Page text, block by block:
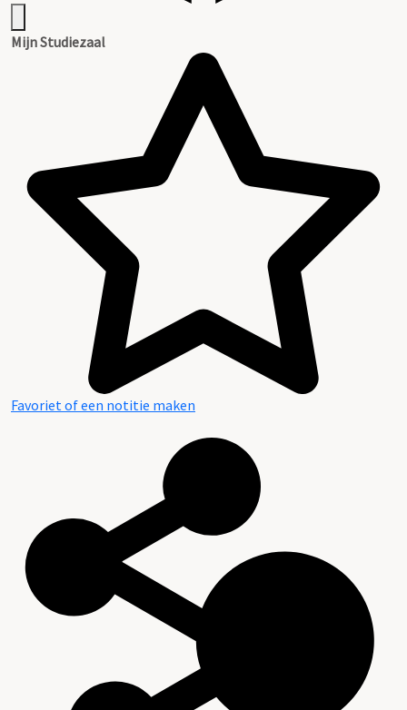
Mijn Studiezaal
Favoriet of een notitie maken